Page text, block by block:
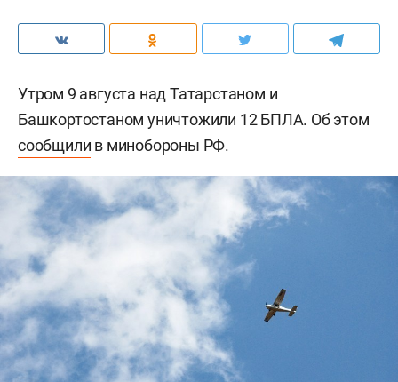
Утром 9 августа над Татарстаном и
Башкортостаном уничтожили 12 БПЛА. Об этом
сообщили в минобороны РФ.